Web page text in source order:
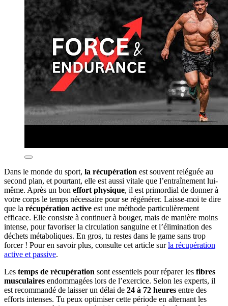
Dans le monde du sport, la récupération est souvent reléguée au
second plan, et pourtant, elle est aussi vitale que l’entraînement lui-
même. Après un bon effort physique, il est primordial de donner à
votre corps le temps nécessaire pour se régénérer. Laisse-moi te dire
que la récupération active est une méthode particulièrement
efficace. Elle consiste à continuer à bouger, mais de manière moins
intense, pour favoriser la circulation sanguine et l’élimination des
déchets métaboliques. En gros, tu restes dans le game sans trop
forcer ! Pour en savoir plus, consulte cet article surla récupération
active et passive.
Les temps de récupération sont essentiels pour réparer les fibres
musculaires endommagées lors de l’exercice. Selon les experts, il
est recommandé de laisser un délai de 24 à 72 heures entre des
efforts intenses. Tu peux optimiser cette période en alternant les